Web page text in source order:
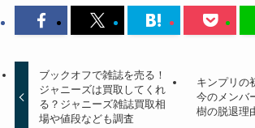
ジャニーズ舞台の
ブックオフで雑誌を売る！
ジャニーズは買取してくれ
る？ジャニーズ雑誌買取相
場や値段なども調査
キンプリの
今のメンバ
樹の脱退理